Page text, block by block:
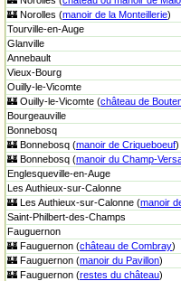
🏰 Norolles (manoir de la Monteillerie)
Tourville-en-Auge
Glanville
Annebault
Vieux-Bourg
Ouilly-le-Vicomte
🏰 Ouilly-le-Vicomte (château de
Bourgeauville
Bonnebosq
🏰 Bonnebosq (manoir de Criqueboeuf)
🏰 Bonnebosq (manoir du Champ-
Englesqueville-en-Auge
Les Authieux-sur-Calonne
🏰 Les Authieux-sur-Calonne (manoir
Saint-Philbert-des-Champs
Fauguernon
🏰 Fauguernon (château de Combray)
🏰 Fauguernon (manoir du Pavillon)
🏰 Fauguernon (restes du château)